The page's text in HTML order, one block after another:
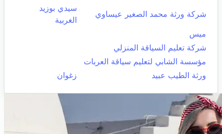
شركة ورثة محمد الصغير عيساوي
سيدي بوزيد
الغربية
ميس
شركة تعليم السياقة المنزلي
مؤسسة الشابي لتعليم سياقة العربات
ورثة الطيب عبيد
زغوان